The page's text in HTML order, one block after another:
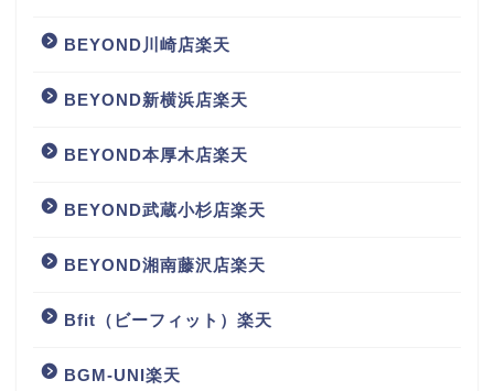
BEYOND川崎店楽天
BEYOND新横浜店楽天
BEYOND本厚木店楽天
BEYOND武蔵小杉店楽天
BEYOND湘南藤沢店楽天
Bfit（ビーフィット）楽天
BGM‐UNI楽天